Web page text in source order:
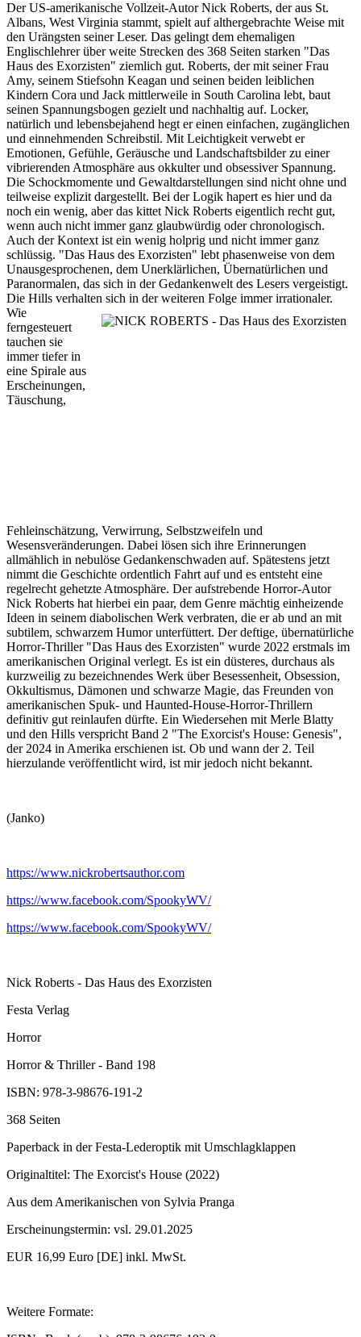
Der US-amerikanische Vollzeit-Autor Nick Roberts, der aus St.
Albans, West Virginia stammt, spielt auf althergebrachte Weise mit
den Urängsten seiner Leser. Das gelingt dem ehemaligen
Englischlehrer über weite Strecken des 368 Seiten starken "Das
Haus des Exorzisten" ziemlich gut. Roberts, der mit seiner Frau
Amy, seinem Stiefsohn Keagan und seinen beiden leiblichen
Kindern Cora und Jack mittlerweile in South Carolina lebt, baut
seinen Spannungsbogen gezielt und nachhaltig auf. Locker,
natürlich und lebensbejahend hegt er einen einfachen, zugänglichen
und einnehmenden Schreibstil. Mit Leichtigkeit verwebt er
Emotionen, Gefühle, Geräusche und Landschaftsbilder zu einer
vibrierenden Atmosphäre aus okkulter und obsessiver Spannung.
Die Schockmomente und Gewaltdarstellungen sind nicht ohne und
teilweise explizit dargestellt. Bei der Logik hapert es hier und da
noch ein wenig, aber das kittet Nick Roberts eigentlich recht gut,
wenn auch nicht immer ganz glaubwürdig oder chronologisch.
Auch der Kontext ist ein wenig holprig und nicht immer ganz
schlüssig. "Das Haus des Exorzisten" lebt phasenweise von dem
Unausgesprochenen, dem Unerklärlichen, Übernatürlichen und
Paranormalen, das sich in der Gedankenwelt des Lesers vergeistigt.
Die Hills verhalten sich in der weiteren Folge immer irrationaler.
Wie
ferngesteuert
tauchen sie
immer tiefer in
eine Spirale aus
Erscheinungen,
Täuschung,
Fehleinschätzung, Verwirrung, Selbstzweifeln und
Wesensveränderungen. Dabei lösen sich ihre Erinnerungen
allmählich in nebulöse Gedankenschwaden auf. Spätestens jetzt
nimmt die Geschichte ordentlich Fahrt auf und es entsteht eine
regelrecht gehetzte Atmosphäre. Der aufstrebende Horror-Autor
Nick Roberts hat hierbei ein paar, dem Genre mächtig einheizende
Ideen in seinem diabolischen Werk verbraten, die er ab und an mit
subtilem, schwarzem Humor unterfüttert. Der deftige, übernatürliche
Horror-Thriller "Das Haus des Exorzisten" wurde 2022 erstmals im
amerikanischen Original verlegt. Es ist ein düsteres, durchaus als
kurzweilig zu bezeichnendes Werk über Besessenheit, Obsession,
Okkultismus, Dämonen und schwarze Magie, das Freunden von
amerikanischen Spuk- und Haunted-House-Horror-Thrillern
definitiv gut reinlaufen dürfte. Ein Wiedersehen mit Merle Blatty
und den Hills verspricht Band 2 "The Exorcist's House: Genesis",
der 2024 in Amerika erschienen ist. Ob und wann der 2. Teil
hierzulande veröffentlicht wird, ist mir jedoch nicht bekannt.
(Janko)
https://www.nickrobertsauthor.com
https://www.facebook.com/SpookyWV/
https://www.facebook.com/SpookyWV/
Nick Roberts - Das Haus des Exorzisten
Festa Verlag
Horror
Horror & Thriller - Band 198
ISBN: 978-3-98676-191-2
368 Seiten
Paperback in der Festa-Lederoptik mit Umschlagklappen
Originaltitel: The Exorcist's House (2022)
Aus dem Amerikanischen von Sylvia Pranga
Erscheinungstermin: vsl. 29.01.2025
EUR 16,99 Euro [DE] inkl. MwSt.
Weitere Formate: